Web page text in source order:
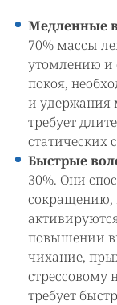
Медленные
70% массы
утомлению и
покоя,
и удержания
требует
статических
Быстрые
30%. Они
сокращению,
повышении
чихание,
стрессовому
требует